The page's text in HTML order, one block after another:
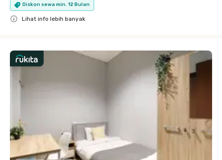
Diskon sewa min. 12 Bulan
Lihat info lebih banyak